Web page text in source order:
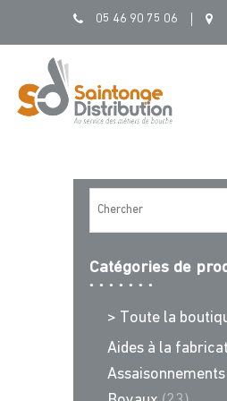
05 46 90 75 06
Catégories de
> Toute la
Aides à la
Assaisonnements